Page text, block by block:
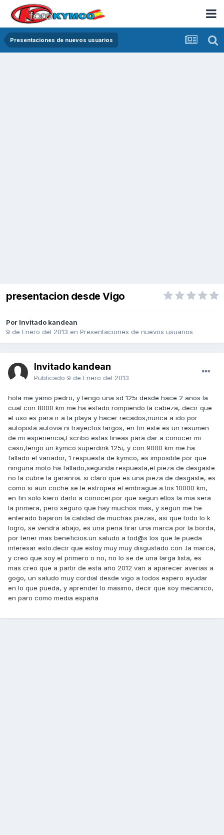
Presentaciones de nuevos usuarios
presentacion desde Vigo
Por Invitado kandean
9 de Enero del 2013 en Presentaciones de nuevos usuarios
Invitado kandean
Publicado 9 de Enero del 2013
hola me yamo pedro, y tengo una sd 125i desde hace 2 años la
cual con 8000 km me ha estado rompiendo la cabeza, decir que
el uso es para ir a la playa y hacer recados,nunca a ido por
autopista autovia ni trayectos largos, en fin este es un resumen
de mi esperiencia,Escribo estas lineas para dar a conocer mi
caso,tengo un kymco superdink 125i, y con 9000 km me ha
fallado el variador, 1 respuesta de kymco, es imposible por que
ninguna moto ha fallado,segunda respuesta,el pieza de desgaste
no la cubre la garanria. si claro que es una pieza de desgaste, es
como si aun coche se le estropea el embrague a los 10000 km,
en fin solo kiero darlo a conocer.por que segun ellos la mia sera
la primera, pero seguro que hay muchos mas, y segun me he
enterado bajaron la calidad de muchas piezas, asi que todo lo k
logro, se vendra abajo, es una pena tirar una marca por la borda,
por tener mas beneficios.un saludo a tod@s los que le pueda
interesar esto.decir que estoy muy muy disgustado con .la marca,
y creo que soy el primero o no, no lo se de una larga lista, es
mas creo que a partir de esta año 2012 van a aparecer averias a
gogo, un saludo muy cordial desde vigo a todos espero ayudar
en lo que pueda, y aprender lo masimo, decir que soy mecanico,
en paro como media españa